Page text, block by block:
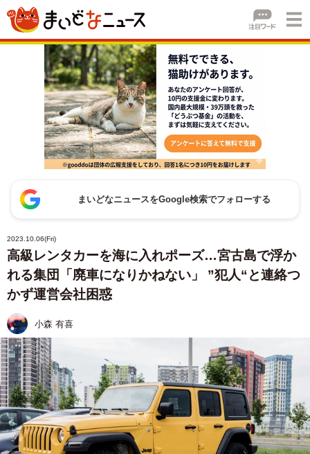
まいどなニュースをGoogle検索でフォローする
2023.10.06(Fri)
高級レンタカーを海に入れポーズ…宮古島で浮か
れる集団「廃車になりかねない」 ”犯人“と連絡つ
かず運営会社困惑
小森 有喜